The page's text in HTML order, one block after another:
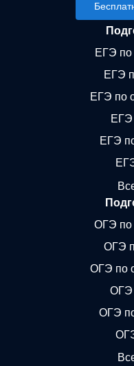
ЕГЭ по
ЕГЭ
ЕГЭ по
ЕГЭ
ЕГЭ
ОГЭ по
ОГЭ
ОГЭ по
ОГЭ
ОГЭ